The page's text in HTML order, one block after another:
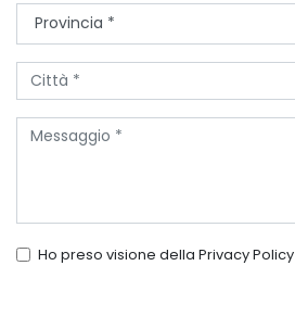
Ho preso visione della Privacy Policy